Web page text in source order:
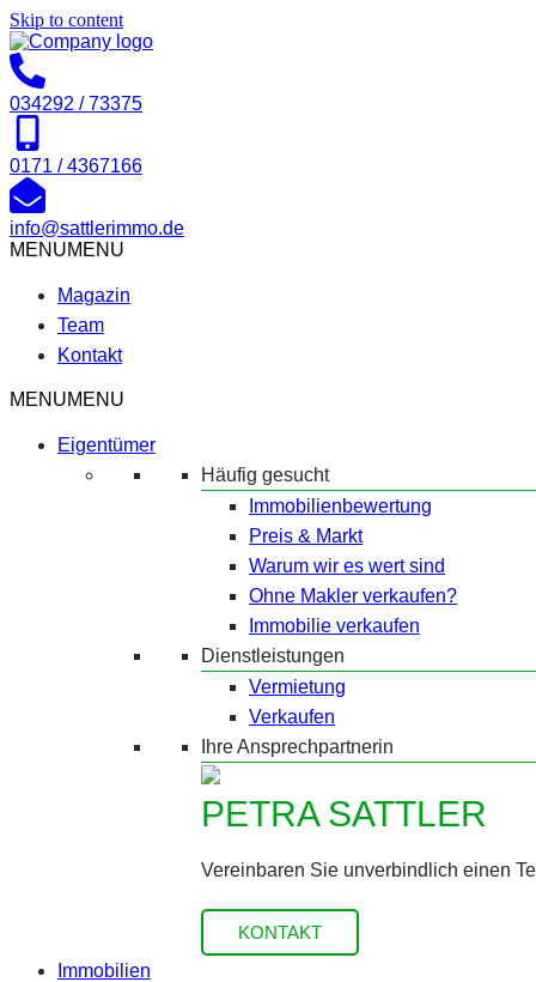
Skip to content
034292 / 73375
0171 / 4367166
info@sattlerimmo.de
MENUMENU
Magazin
Team
Kontakt
MENUMENU
Eigentümer
Häufig gesucht
Immobilienbewertung
Preis & Markt
Warum wir es wert sind
Ohne Makler verkaufen?
Immobilie verkaufen
Dienstleistungen
Vermietung
Verkaufen
Ihre Ansprechpartnerin
PETRA SATTLER
Vereinbaren Sie unverbindlich einen
KONTAKT
Immobilien